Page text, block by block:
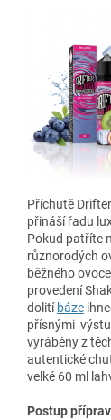
Příchutě
přináší řadu
Pokud patříte
různorodých
běžného
provedení
dolití báze
přísnými
vyráběny z
autentické
velké 60 ml
Postup